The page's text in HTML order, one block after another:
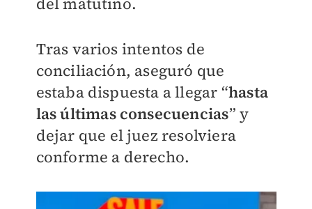
Tras varios intentos de
conciliación, aseguró que
estaba dispuesta a llegar “hasta
las últimas consecuencias” y
dejar que el juez resolviera
conforme a derecho.